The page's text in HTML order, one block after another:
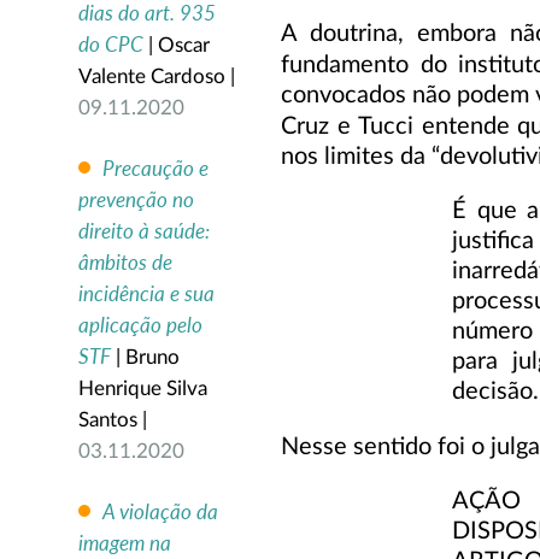
dias do art. 935
do CPC | Oscar
Valente Cardoso |
09.11.2020
Precaução e
prevenção no
direito à saúde:
âmbitos de
incidência e sua
aplicação pelo
STF | Bruno
Henrique Silva
Santos |
03.11.2020
A violação da
imagem na
A doutrina, embora
fundamento do
convocados não
Cruz e Tucci entende
nos limites da
É que
para
decisão.
Nesse sentido foi o
AÇÃO